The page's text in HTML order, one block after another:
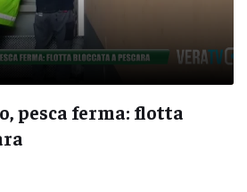
pesca ferma: flotta